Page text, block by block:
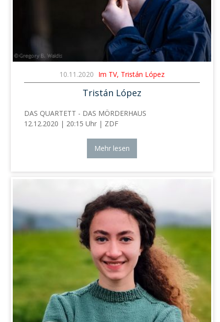
10.11.2020 Im TV, Tristán López
Tristán López
DAS QUARTETT - DAS MÖRDERHAUS
12.12.2020 | 20:15 Uhr | ZDF
Mehr lesen